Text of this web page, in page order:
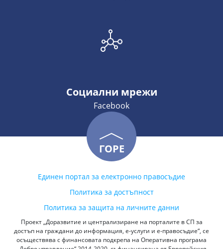
Социални мрежи
Facebook
ГОРЕ
Единен портал за електронно правосъдие
Политика за достъпност
Политика за защита на личните данни
Проект „Доразвитие и централизиране на порталите в СП за
достъп на граждани до информация, е-услуги и е-правосъдие“, се
осъществява с финансовата подкрепа на Оперативна програма